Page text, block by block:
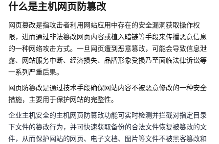
术
画
册
产
品
介
绍
计
费
什么是主机网页防篡改
网页篡改是指攻击者利用网站应用中存在的安全漏洞获取操作权
限，进而通过非法篡改网页内容或植入暗链等手段来传播恶意信息
的一种网络攻击方式。一旦网页遭到恶意篡改，可能会导致信息泄
露、网站服务中断、经济损失、品牌形象受损乃至面临法律诉讼等
一系列严重后果。
网页防篡改是通过技术手段确保网站内容不被恶意修改的一种安全
措施，主要用于保护网站的完整性。
企业主机安全的主机网页防篡改功能可实时检测并拦截对指定目录
下文件的篡改行为，并可快速获取备份的合法文件恢复被篡改的文
件，从而保护网站的网页、电子文档、图片等文件不被黑客篡改和